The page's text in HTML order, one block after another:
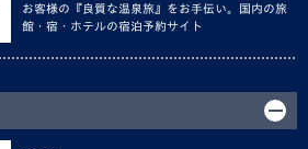
お客様の『良質な温泉旅』をお手伝い。国内の旅
館・宿・ホテルの宿泊予約サイト